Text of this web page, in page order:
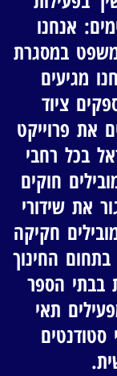
אנחנו
במסגרת
מגיעים
ציוד
את פרוייקט
בכל רחבי
חוקים
את שידורי
חקיקה
החינוך
בבתי הספר
תאי